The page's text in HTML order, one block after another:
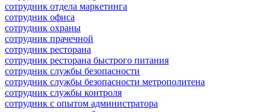
сотрудник отдела маркетинга
сотрудник офиса
сотрудник охраны
сотрудник прачечной
сотрудник ресторана
сотрудник ресторана быстрого питания
сотрудник службы безопасности
сотрудник службы безопасности метрополитена
сотрудник службы контроля
сотрудник с опытом администратора